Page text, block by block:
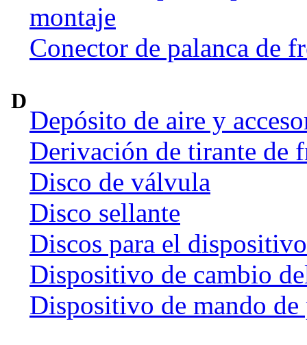
montaje
Conector de palanca de
D
Depósito de aire y
Derivación de tirante de
Disco de válvula
Disco sellante
Discos para el
Dispositivo de cambio
Dispositivo de mando de